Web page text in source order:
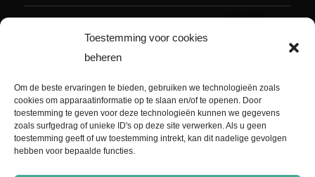
Toestemming voor cookies
beheren
Om de beste ervaringen te bieden, gebruiken we technologieën zoals
cookies om apparaatinformatie op te slaan en/of te openen. Door
toestemming te geven voor deze technologieën kunnen we gegevens
zoals surfgedrag of unieke ID's op deze site verwerken. Als u geen
toestemming geeft of uw toestemming intrekt, kan dit nadelige gevolgen
hebben voor bepaalde functies.